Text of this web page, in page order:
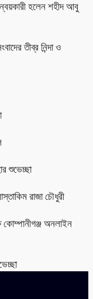
হলেন শহীদ আবু
তীব্র নিন্দা ও
শুভেচ্ছা
রাজা চৌধুরী
কোম্পানীগঞ্জ অনলাইন